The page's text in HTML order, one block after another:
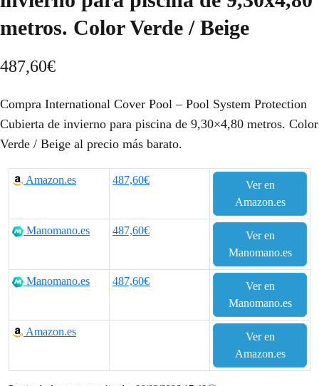
metros. Color Verde / Beige
487,60€
Compra International Cover Pool – Pool System Protection
Cubierta de invierno para piscina de 9,30×4,80 metros. Color
Verde / Beige al precio más barato.
Amazon.es 487,60€
Ver en
Amazon.es
Manomano.es 487,60€
Ver en
Manomano.es
Manomano.es 487,60€
Ver en
Manomano.es
Amazon.es
Ver en
Amazon.es